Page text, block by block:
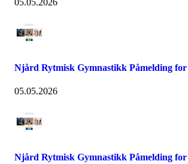
05.05.2026
Njård Rytmisk Gymnastikk Påmelding
05.05.2026
Njård Rytmisk Gymnastikk Påmelding